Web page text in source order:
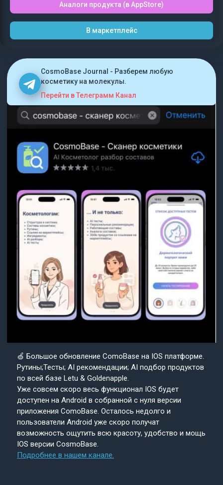
Аналоги продукта (в AppStore)
В маркетплейс
CosmoBase Journal - Разберем любую
косметику на молекулы.
Перейти в Телеграмм Канал
🍏 Большое обновление ComoBase на IOS платформе.
Рутины;Тесты; AI рекомендации; AI подбор продуктов
по всей базе Letu & Goldenapple.
Уже совсем скоро весь функционал IOS будет
доступен на Android в собранной с нуля версии
приложения ComoBase. Осталось недолго и
пользователи Android уже скоро получат
возможность ощутить всю красоту, удобство и мощь
IOS версии CosmoBase.
Подробнее в нашем канале.